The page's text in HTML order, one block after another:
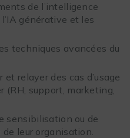
de l’intelligence
générative et les
techniques avancées du
relayer des cas d’usage
(RH, support, marketing,
sensibilisation ou de
de leur organisation.